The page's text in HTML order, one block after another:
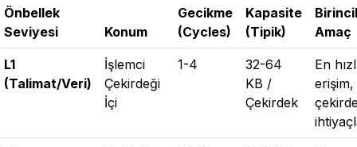
Önbellek
Seviyesi
Konum
Gecikme
(Cycles)
Kapasite
(Tipik)
Birincil
Amaç
L1
(Talimat/Veri)
İşlemci
Çekirdeği
İçi
1-4
32-64
KB /
Çekirdek
En
erişim,